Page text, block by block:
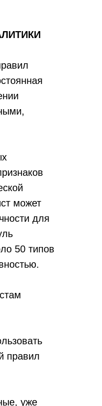
может
для
50 типов
правил
уже